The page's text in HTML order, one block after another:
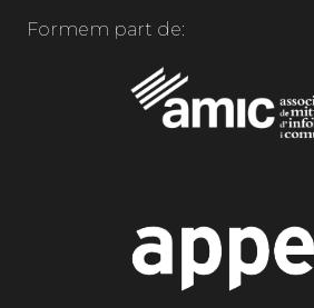
Formem part de: